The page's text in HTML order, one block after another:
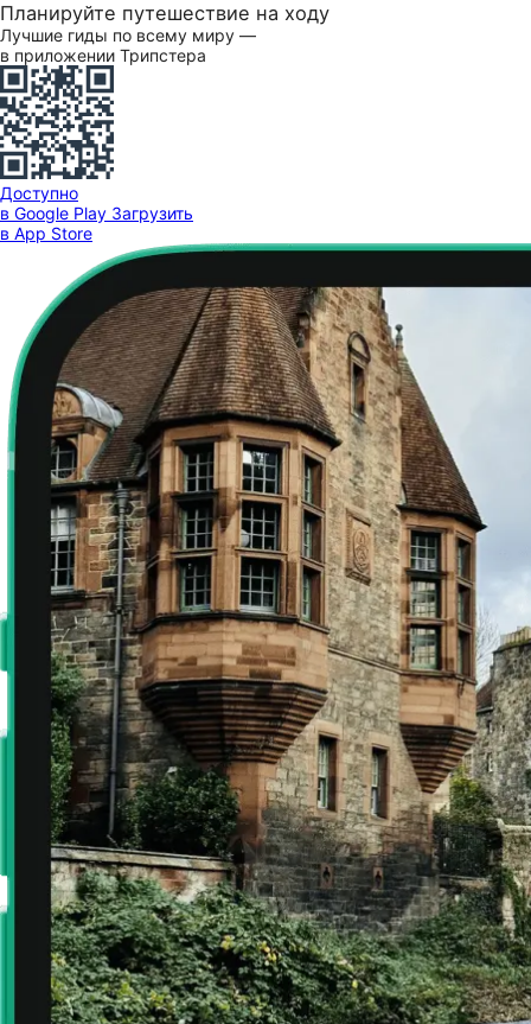
Планируйте путешествие на ходу
Лучшие гиды по всему миру —
в приложении Трипстера
Доступно
в Google Play Загрузить
в App Store